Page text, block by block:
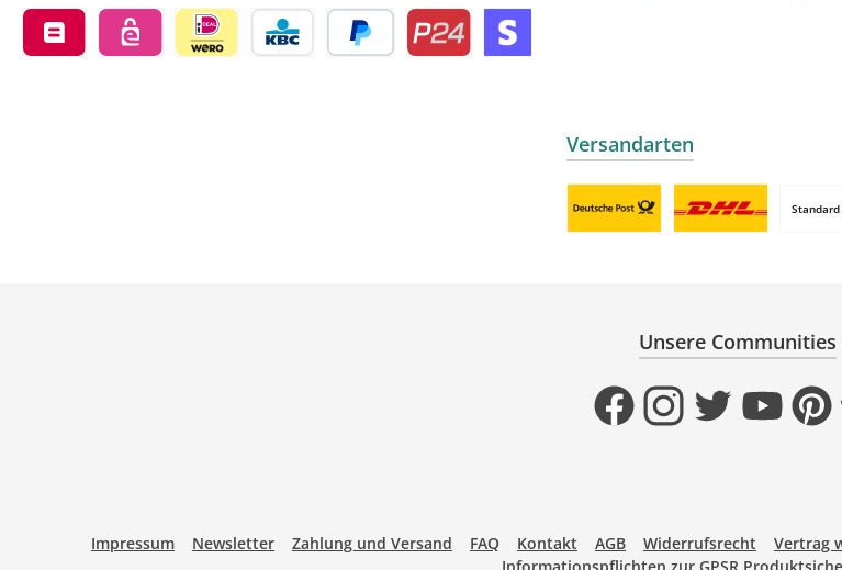
Credit card by mollie
Versandarten
Unsere Communities
FacebookInstagramTwitterYouTube
Impressum Newsletter Zahlung und Versand FAQ Kontakt AGB Widerrufsrecht Vertrag